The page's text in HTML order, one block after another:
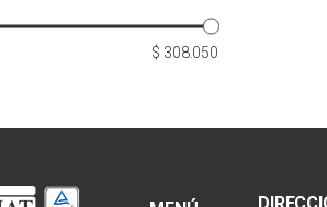
$ 308.050